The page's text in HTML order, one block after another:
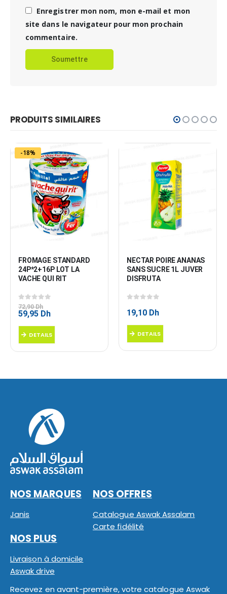
Enregistrer mon nom, mon e-mail et mon
site dans le navigateur pour mon prochain
commentaire.
PRODUITS SIMILAIRES
-18%
FROMAGE STANDARD
24P*2+16P LOT LA
VACHE QUI RIT
0sur 5
72,90Dh
Le
était :
72,90 Dh.
59,95 DhLe
est :
59,95 Dh.
DETAILS
NECTAR POIRE ANANAS
SANS SUCRE 1L JUVER
DISFRUTA
19,10 Dh
DETAILS
NOS MARQUES
Janis
NOS OFFRES
Catalogue Aswak Assalam
Carte fidélité
NOS PLUS
Livraison à domicile
Aswak drive
Recevez en avant-première, votre catalogue Aswak